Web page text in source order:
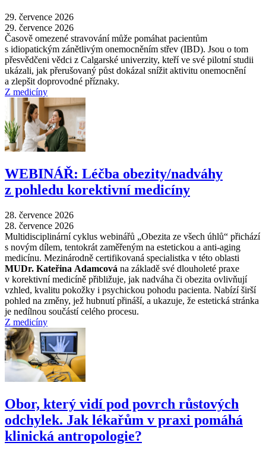
29. července 2026
29. července 2026
Časově omezené stravování může pomáhat pacientům
s idiopatickým zánětlivým onemocněním střev (IBD). Jsou o tom
přesvědčeni vědci z Calgarské univerzity, kteří ve své pilotní studii
ukázali, jak přerušovaný půst dokázal snížit aktivitu onemocnění
a zlepšit doprovodné příznaky.
Z medicíny
WEBINÁŘ: Léčba obezity/nadváhy
z pohledu korektivní medicíny
28. července 2026
28. července 2026
Multidisciplinární cyklus webinářů „Obezita ze všech úhlů“ přichází
s novým dílem, tentokrát zaměřeným na estetickou a anti-aging
medicínu. Mezinárodně certifikovaná specialistka v této oblasti
MUDr. Kateřina Adamcová na základě své dlouholeté praxe
v korektivní medicíně přibližuje, jak nadváha či obezita ovlivňují
vzhled, kvalitu pokožky i psychickou pohodu pacienta. Nabízí širší
pohled na změny, jež hubnutí přináší, a ukazuje, že estetická stránka
je nedílnou součástí celého procesu.
Z medicíny
Obor, který vidí pod povrch růstových
odchylek. Jak lékařům v praxi pomáhá
klinická antropologie?